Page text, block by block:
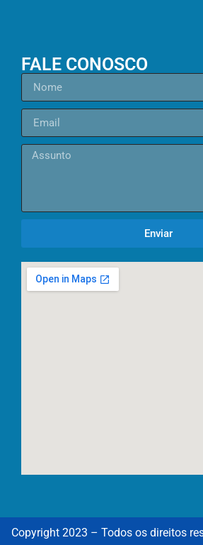
FALE CONOSCO
Enviar
Copyright 2023 – Todos os direitos